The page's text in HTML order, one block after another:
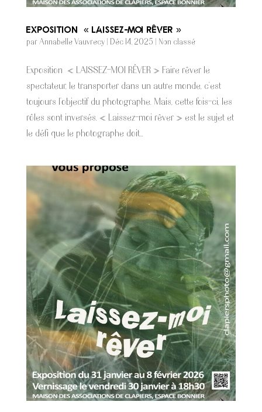
Exposition « LAISSEZ-MOI RÊVER »
parAnnabelle Vauvrecy| Déc 14, 2025 Non classé
Exposition « LAISSEZ-MOI RÊVER » Faire rêver le
spectateur, le transporter dans un autre monde, c’est
toujours l’objectif du photographe. Mais, cette fois-ci, les
rôles sont inversés. « Laissez-moi rêver » est le sujet et
le défi que le photographe doit...